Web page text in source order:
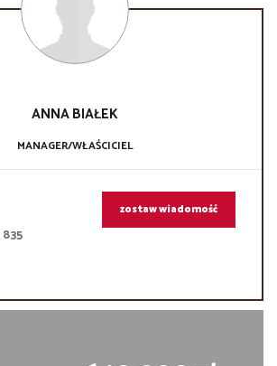
ANNABIAŁEK
MANAGER/WŁAŚCICIEL
zostaw wiadomość